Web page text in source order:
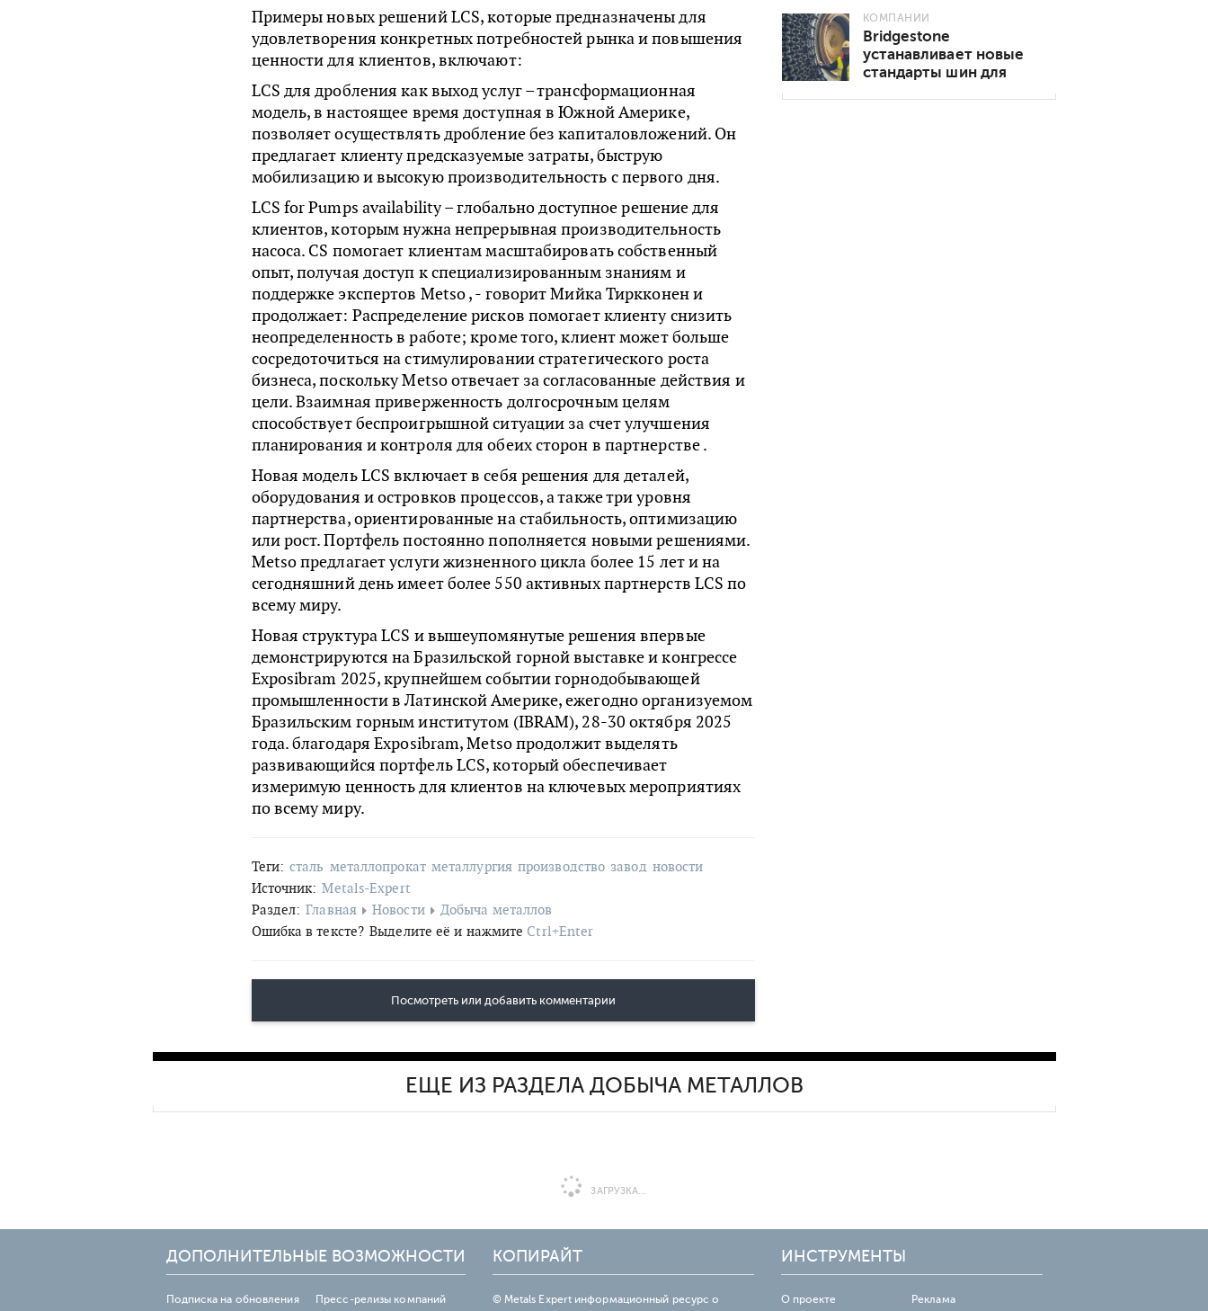
Примеры новых решений LCS, которые предназначены для
удовлетворения конкретных потребностей рынка и повышения
ценности для клиентов, включают:
LCS для дробления как выход услуг – трансформационная
модель, в настоящее время доступная в Южной Америке,
позволяет осуществлять дробление без капиталовложений. Он
предлагает клиенту предсказуемые затраты, быструю
мобилизацию и высокую производительность с первого дня.
LCS for Pumps availability – глобально доступное решение для
клиентов, которым нужна непрерывная производительность
насоса. CS помогает клиентам масштабировать собственный
опыт, получая доступ к специализированным знаниям и
поддержке экспертов Metso , - говорит Мийка Тиркконен и
продолжает: Распределение рисков помогает клиенту снизить
неопределенность в работе; кроме того, клиент может больше
сосредоточиться на стимулировании стратегического роста
бизнеса, поскольку Metso отвечает за согласованные действия и
цели. Взаимная приверженность долгосрочным целям
способствует беспроигрышной ситуации за счет улучшения
планирования и контроля для обеих сторон в партнерстве .
Новая модель LCS включает в себя решения для деталей,
оборудования и островков процессов, а также три уровня
партнерства, ориентированные на стабильность, оптимизацию
или рост. Портфель постоянно пополняется новыми решениями.
Metso предлагает услуги жизненного цикла более 15 лет и на
сегодняшний день имеет более 550 активных партнерств LCS по
всему миру.
Новая структура LCS и вышеупомянутые решения впервые
демонстрируются на Бразильской горной выставке и конгрессе
Exposibram 2025, крупнейшем событии горнодобывающей
промышленности в Латинской Америке, ежегодно организуемом
Бразильским горным институтом (IBRAM), 28-30 октября 2025
года. благодаря Exposibram, Metso продолжит выделять
развивающийся портфель LCS, который обеспечивает
измеримую ценность для клиентов на ключевых мероприятиях
по всему миру.
Теги: сталь металлопрокат металлургия производство завод новости
Источник: Metals-Expert
Раздел: Главная Новости
Добыча металлов
Ошибка в тексте? Выделите её и нажмите Ctrl+Enter
Посмотреть или добавить комментарии
подключения 5G в
горнодобывающей
промышленности
КОМПАНИИ
Bridgestone
устанавливает новые
стандарты шин для
ЕЩЕ ИЗ РАЗДЕЛА ДОБЫЧА МЕТАЛЛОВ
ЗАГРУЗКА...
ДОПОЛНИТЕЛЬНЫЕ ВОЗМОЖНОСТИ
Подписка на обновления Пресс-релизы компаний
КОПИРАЙТ
© Metals Expert информационный ресурс о
ИНСТРУМЕНТЫ
О проекте Реклама